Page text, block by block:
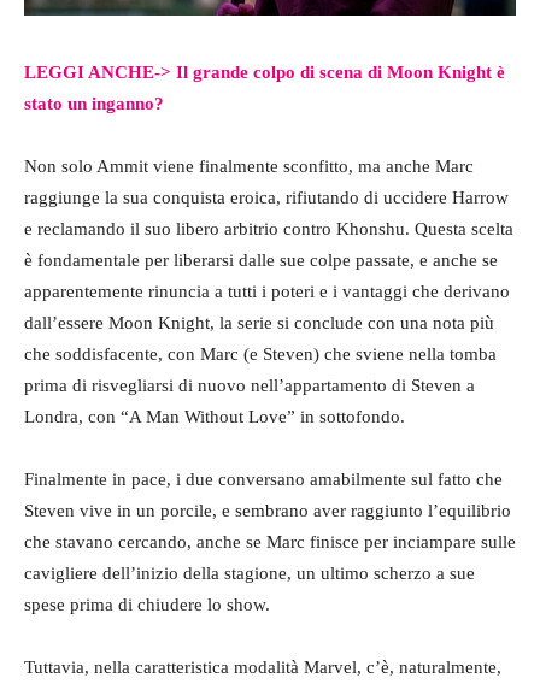
LEGGI ANCHE-> Il grande colpo di scena di Moon Knight è
stato un inganno?
Non solo Ammit viene finalmente sconfitto, ma anche Marc
raggiunge la sua conquista eroica, rifiutando di uccidere Harrow
e reclamando il suo libero arbitrio contro Khonshu. Questa scelta
è fondamentale per liberarsi dalle sue colpe passate, e anche se
apparentemente rinuncia a tutti i poteri e i vantaggi che derivano
dall’essere Moon Knight, la serie si conclude con una nota più
che soddisfacente, con Marc (e Steven) che sviene nella tomba
prima di risvegliarsi di nuovo nell’appartamento di Steven a
Londra, con “A Man Without Love” in sottofondo.
Finalmente in pace, i due conversano amabilmente sul fatto che
Steven vive in un porcile, e sembrano aver raggiunto l’equilibrio
che stavano cercando, anche se Marc finisce per inciampare sulle
cavigliere dell’inizio della stagione, un ultimo scherzo a sue
spese prima di chiudere lo show.
Tuttavia, nella caratteristica modalità Marvel, c’è, naturalmente,